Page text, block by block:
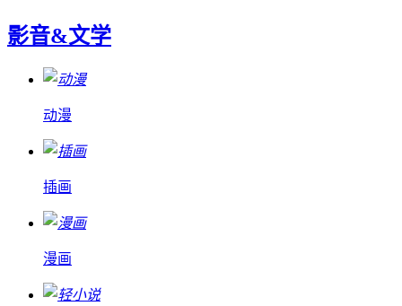
影音&文学
动漫
插画
漫画